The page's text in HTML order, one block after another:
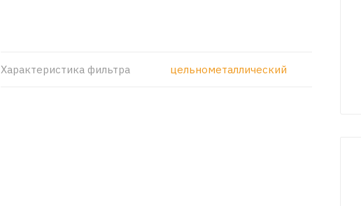
Характеристика фильтра цельнометаллический